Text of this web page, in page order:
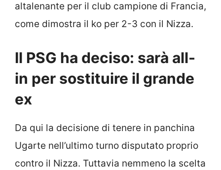
altalenante per il club campione di Francia,
come dimostra il ko per 2-3 con il Nizza.
Il PSG ha deciso: sarà all-
in per sostituire il grande
ex
Da qui la decisione di tenere in panchina
Ugarte nell’ultimo turno disputato proprio
contro il Nizza. Tuttavia nemmeno la scelta